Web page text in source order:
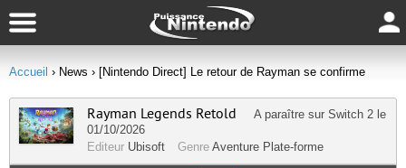
Accueil › News › [Nintendo Direct] Le retour de Rayman se confirme
Rayman Legends Retold A paraître sur Switch 2 le
01/10/2026
Editeur Ubisoft Genre Aventure Plate-forme